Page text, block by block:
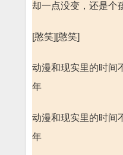
却一点没变，还是个
[憨笑][憨笑]
动漫和现实里的时间
年
动漫和现实里的时间
年